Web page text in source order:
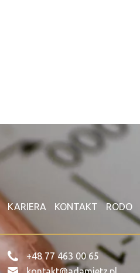
KARIERA KONTAKT RODO
+48 77 463 00 65